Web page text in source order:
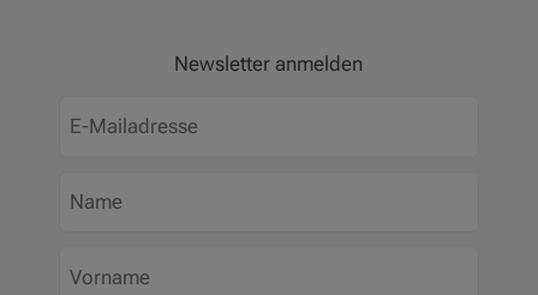
Newsletter anmelden